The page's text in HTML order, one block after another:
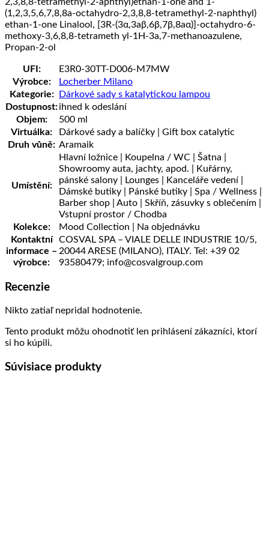
(1,2,3,5,6,7,8,8a-octahydro-2,3,8,8-tetramethyl-2-naphthyl)
ethan-1-one Linalool, [3R-(3α,3aβ,6β,7β,8aα)]-octahydro-6-
methoxy-3,6,8,8-tetrameth yl-1H-3a,7-methanoazulene,
Propan-2-ol
UFI:
E3R0-30TT-D006-M7MW
Výrobce:
Locherber Milano
Kategorie:
Dárkové sady s katalytickou lampou
Dostupnost:ihned k odeslání
Objem:
500 ml
Virtuálka:
Dárkové sady a balíčky | Gift box catalytic
Druh vůně: Aramaik
Umístění:
Hlavní ložnice | Koupelna / WC | Šatna |
Showroomy auta, jachty, apod. | Kuřárny,
pánské salony | Lounges | Kanceláře vedení |
Dámské butiky | Pánské butiky | Spa / Wellness |
Barber shop | Auto | Skříň, zásuvky s oblečením |
Vstupní prostor / Chodba
Kolekce:
Mood Collection | Na objednávku
Kontaktní
informace –
výrobce:
COSVAL SPA – VIALE DELLE INDUSTRIE 10/5,
20044 ARESE (MILANO), ITALY. Tel: +39 02
93580479; info@cosvalgroup.com
Recenzie
Nikto zatiaľ nepridal hodnotenie.
Tento produkt môžu ohodnotiť len prihlásení zákazníci, ktorí
si ho kúpili.
Súvisiace produkty